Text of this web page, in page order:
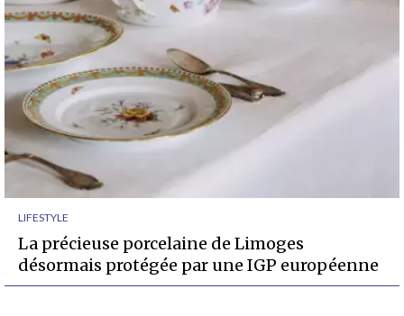
LIFESTYLE
La précieuse porcelaine de Limoges
désormais protégée par une IGP européenne